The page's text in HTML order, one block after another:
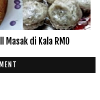
Masak di Kala RMO